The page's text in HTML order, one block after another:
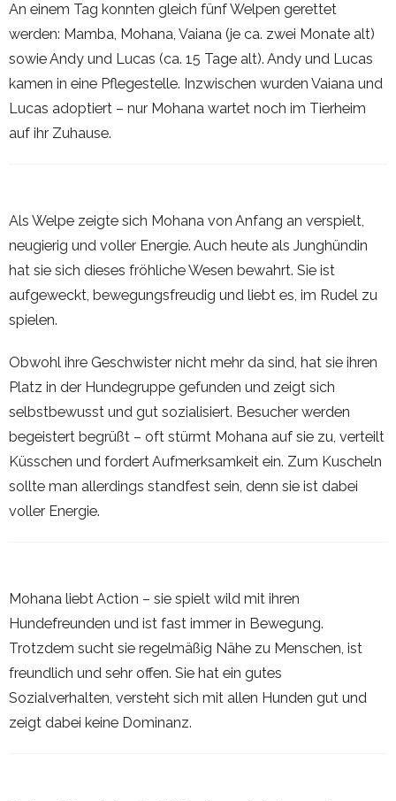
An einem Tag konnten gleich fünf Welpen gerettet
werden: Mamba, Mohana, Vaiana (je ca. zwei Monate alt)
sowie Andy und Lucas (ca. 15 Tage alt). Andy und Lucas
kamen in eine Pflegestelle. Inzwischen wurden Vaiana und
Lucas adoptiert – nur Mohana wartet noch im Tierheim
auf ihr Zuhause.
Als Welpe zeigte sich Mohana von Anfang an verspielt,
neugierig und voller Energie. Auch heute als Junghündin
hat sie sich dieses fröhliche Wesen bewahrt. Sie ist
aufgeweckt, bewegungsfreudig und liebt es, im Rudel zu
spielen.
Obwohl ihre Geschwister nicht mehr da sind, hat sie ihren
Platz in der Hundegruppe gefunden und zeigt sich
selbstbewusst und gut sozialisiert. Besucher werden
begeistert begrüßt – oft stürmt Mohana auf sie zu, verteilt
Küsschen und fordert Aufmerksamkeit ein. Zum Kuscheln
sollte man allerdings standfest sein, denn sie ist dabei
voller Energie.
Mohana liebt Action – sie spielt wild mit ihren
Hundefreunden und ist fast immer in Bewegung.
Trotzdem sucht sie regelmäßig Nähe zu Menschen, ist
freundlich und sehr offen. Sie hat ein gutes
Sozialverhalten, versteht sich mit allen Hunden gut und
zeigt dabei keine Dominanz.